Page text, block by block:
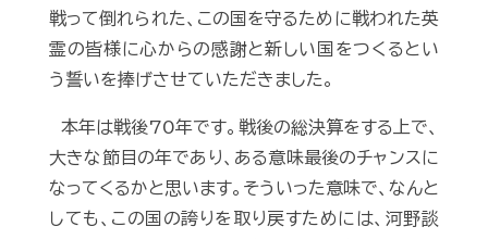
戦って倒れられた、この国を守るために戦われた英
霊の皆様に心からの感謝と新しい国をつくるとい
う誓いを捧げさせていただきました。
本年は戦後70年です。戦後の総決算をする上で、
大きな節目の年であり、ある意味最後のチャンスに
なってくるかと思います。そういった意味で、なんと
しても、この国の誇りを取り戻すためには、河野談